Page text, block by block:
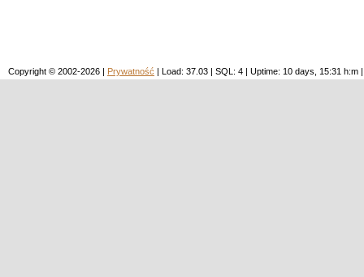
Copyright © 2002-2026 | Prywatność | Load: 37.03 | SQL: 4 | Uptime: 10 days, 15:31